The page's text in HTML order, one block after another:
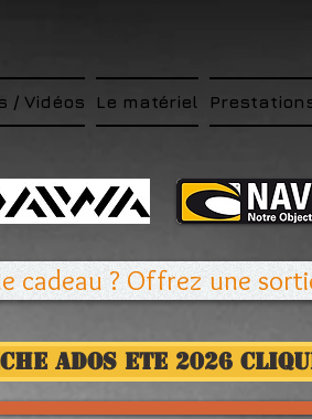
/ Vidéos Le matériel
cadeau ? Offrez une
ADOS ETE 2026